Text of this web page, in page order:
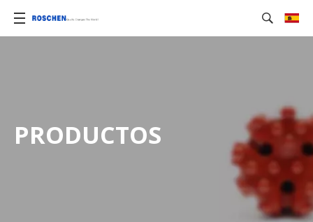
PRODUCTOS